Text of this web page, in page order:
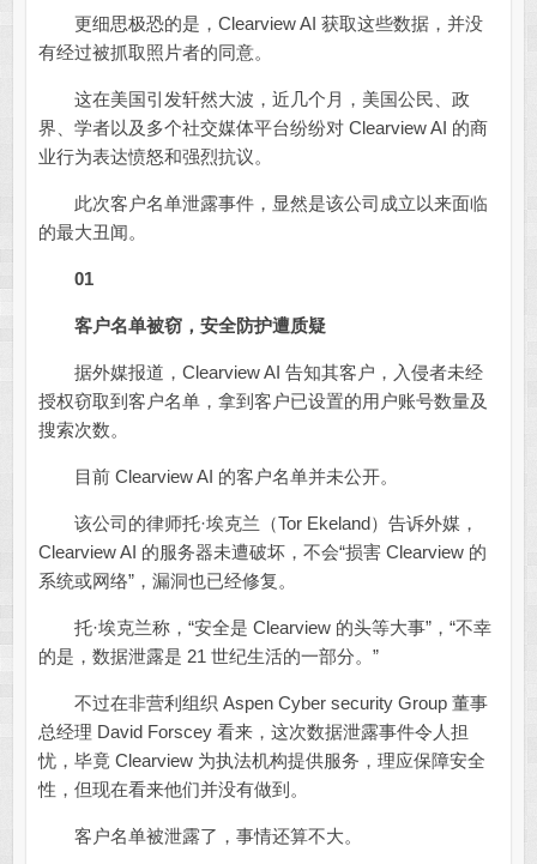
更细思极恐的是，Clearview AI 获取这些数据，并没
有经过被抓取照片者的同意。
这在美国引发轩然大波，近几个月，美国公民、政
界、学者以及多个社交媒体平台纷纷对 Clearview AI 的商
业行为表达愤怒和强烈抗议。
此次客户名单泄露事件，显然是该公司成立以来面临
的最大丑闻。
01
客户名单被窃，安全防护遭质疑
据外媒报道，Clearview AI 告知其客户，入侵者未经
授权窃取到客户名单，拿到客户已设置的用户账号数量及
搜索次数。
目前 Clearview AI 的客户名单并未公开。
该公司的律师托·埃克兰（Tor Ekeland）告诉外媒，
Clearview AI 的服务器未遭破坏，不会“损害 Clearview 的
系统或网络”，漏洞也已经修复。
托·埃克兰称，“安全是 Clearview 的头等大事”，“不幸
的是，数据泄露是 21 世纪生活的一部分。”
不过在非营利组织 Aspen Cyber security Group 董事
总经理 David Forscey 看来，这次数据泄露事件令人担
忧，毕竟 Clearview 为执法机构提供服务，理应保障安全
性，但现在看来他们并没有做到。
客户名单被泄露了，事情还算不大。